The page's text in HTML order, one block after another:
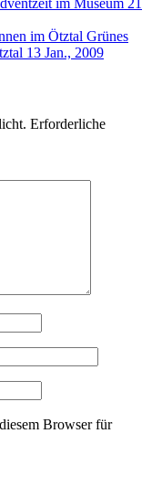
im Museum 21
Grünes
13 Jan., 2009
Erforderliche
Browser für